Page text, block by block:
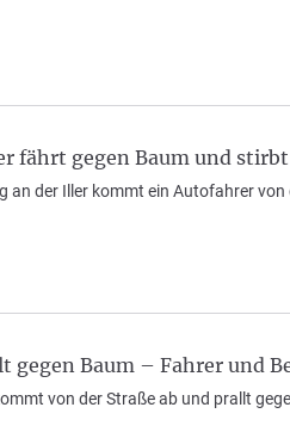
fährt gegen Baum und stirbt
an der Iller kommt ein Autofahrer
gegen Baum – Fahrer und
von der Straße ab und prallt